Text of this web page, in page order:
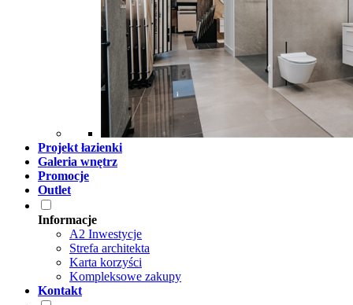
Projekt łazienki
Galeria wnętrz
Promocje
Outlet
Informacje
A2 Inwestycje
Strefa architekta
Karta korzyści
Kompleksowe zakupy
Kontakt